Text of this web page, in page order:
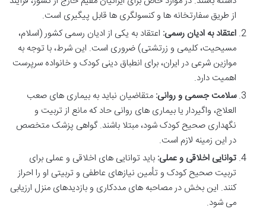
از طریق سفارتخانه ها و کنسولگری ها قابل پیگیری است.
اعتقاد به ادیان رسمی: اعتقاد به یکی از ادیان رسمی کشور (اسلام،
مسیحیت، کلیمی و زرتشتی) ضروری است. این شرط، با توجه به
موازین شرعی در ایران، برای انطباق دینی کودک و خانواده سرپرست
اهمیت دارد.
سلامت جسمی و روانی: متقاضیان نباید به بیماری های صعب
العلاج، واگیردار یا بیماری های روانی حاد که مانع از تربیت و
نگهداری صحیح کودک شود، مبتلا باشند. گواهی پزشک متخصص
در این زمینه لازم است.
توانایی اخلاقی و عملی: باید توانایی های اخلاقی و عملی برای
تربیت صحیح کودک و تأمین نیازهای عاطفی و تربیتی او را احراز
کنند. این بخش در مصاحبه های مددکاری و بازدیدهای منزل ارزیابی
می شود.